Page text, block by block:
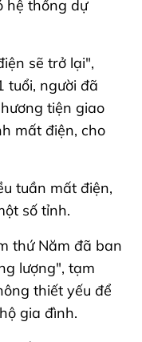
hệ thống dự
sẽ trở lại",
tuổi, người đã
tiện giao
mất điện, cho
tuần mất điện,
số tỉnh.
thứ Năm đã ban
lượng", tạm
thiết yếu để
gia đình.